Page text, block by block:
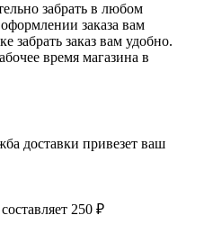
забрать в любом
заказа вам
забрать заказ вам удобно.
время магазина в
доставки привезет ваш
250 ₽